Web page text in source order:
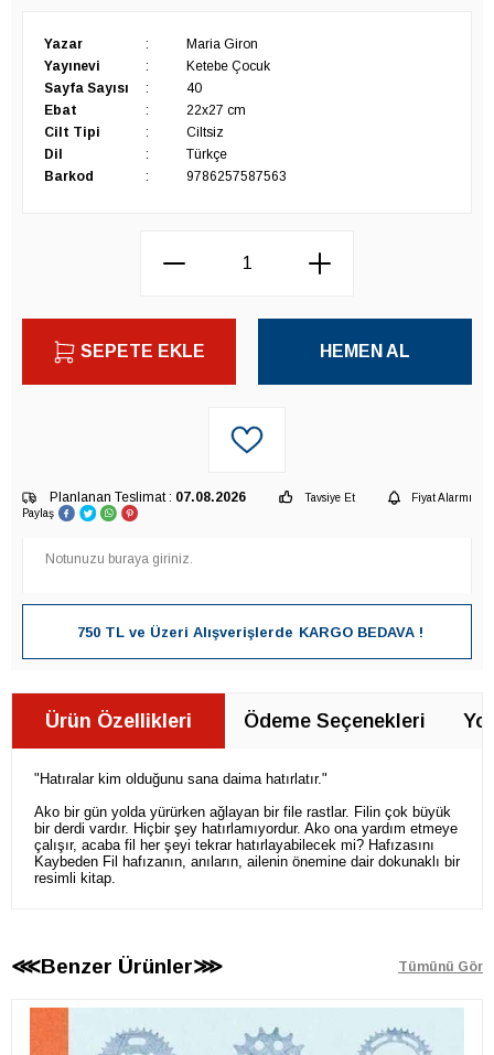
Yazar :
Maria Giron
Yayınevi
:
Ketebe Çocuk
Sayfa Sayısı
:
40
Ebat
:
22x27 cm
Cilt Tipi
:
Ciltsiz
Dil
:
Türkçe
Barkod
: 9786257587563
SEPETE EKLE HEMEN AL
Planlanan Teslimat : 07.08.2026 Tavsiye Et
Fiyat Alarmı
Paylaş
750 TL ve Üzeri Alışverişlerde KARGO BEDAVA !
Ürün Özellikleri Ödeme Seçenekleri
"Hatıralar kim olduğunu sana daima hatırlatır."
Ako bir gün yolda yürürken ağlayan bir file rastlar. Filin çok büyük
bir derdi vardır. Hiçbir şey hatırlamıyordur. Ako ona yardım etmeye
çalışır, acaba fil her şeyi tekrar hatırlayabilecek mi? Hafızasını
Kaybeden Fil hafızanın, anıların, ailenin önemine dair dokunaklı bir
resimli kitap.
⋘Benzer Ürünler⋙ Tümünü Gör